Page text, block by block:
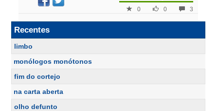
3
0
0
Recentes
limbo
monólogos monótonos
fim do cortejo
na carta aberta
olho defunto